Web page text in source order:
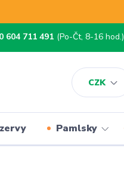
CZK
604 711 491 (Po-Čt, 8-16 hod.)
Pamlsky